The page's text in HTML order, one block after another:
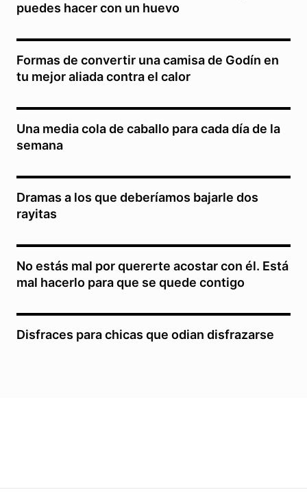
puedes hacer con un huevo
Formas de convertir una camisa de Godín en
tu mejor aliada contra el calor
Una media cola de caballo para cada día de la
semana
Dramas a los que deberíamos bajarle dos
rayitas
No estás mal por quererte acostar con él. Está
mal hacerlo para que se quede contigo
Disfraces para chicas que odian disfrazarse